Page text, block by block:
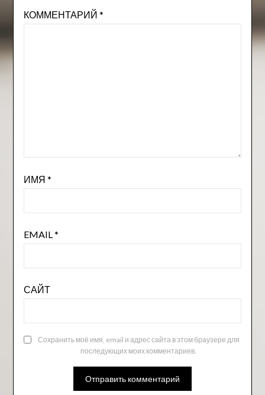
КОММЕНТАРИЙ *
ИМЯ *
EMAIL *
САЙТ
Сохранить моё имя, email и адрес сайта в этом браузере для
последующих моих комментариев.